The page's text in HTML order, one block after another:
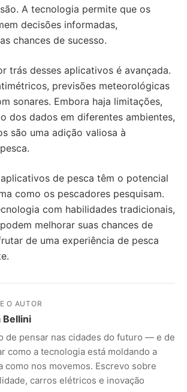
A tecnologia permite que os
decisões informadas,
chances de sucesso.
trás desses aplicativos é avançada.
previsões meteorológicas
sonares. Embora haja limitações,
dos dados em diferentes ambientes,
são uma adição valiosa à
de pesca têm o potencial
como os pescadores pesquisam.
com habilidades tradicionais,
melhorar suas chances de
de uma experiência de pesca
O AUTOR
Bellini
de pensar nas cidades do futuro — e de
como a tecnologia está moldando a
como nos movemos. Escrevo sobre
carros elétricos e inovação